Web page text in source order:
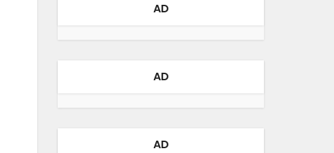
AD
AD
AD